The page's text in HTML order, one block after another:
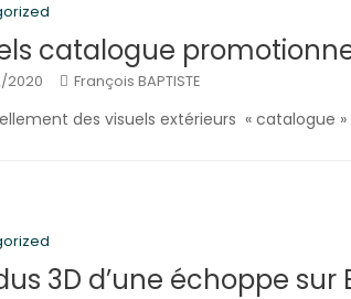
catalogue
2020 François BAPTISTE
des visuels extérieurs « catalogue
3D d’une échoppe sur